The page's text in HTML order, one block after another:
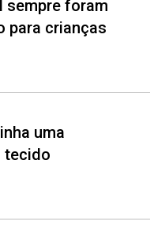
sempre foram
para crianças
uma
tecido